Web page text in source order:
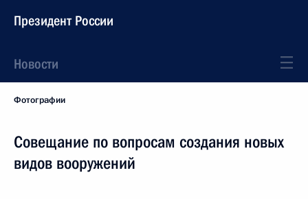
Президент России
Новости
Фотографии
Совещание по вопросам создания новых
видов вооружений